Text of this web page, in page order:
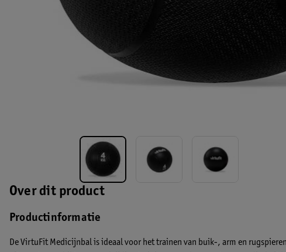
Over dit product
Productinformatie
De VirtuFit Medicijnbal is ideaal voor het trainen van buik-, arm en